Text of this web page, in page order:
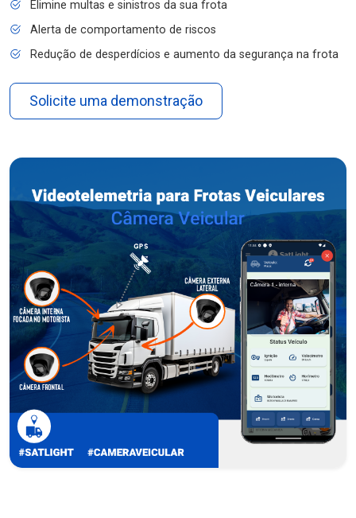
Elimine multas e sinistros da sua frota
Alerta de comportamento de riscos
Redução de desperdícios e aumento da segurança na frota
Solicite uma demonstração